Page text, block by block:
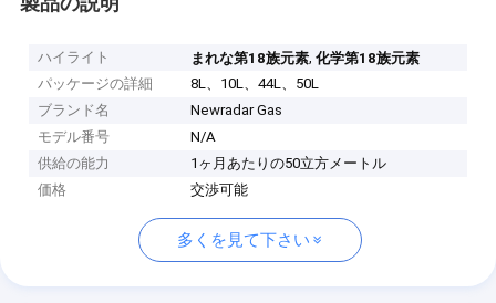
ハイライト まれな第18族元素,化学第18族元素
パッケージの詳細
8L、10L、44L、50L
ブランド名
Newradar Gas
モデル番号
N/A
供給の能力
1ヶ月あたりの50立方メートル
価格
交渉可能
多くを見て下さい